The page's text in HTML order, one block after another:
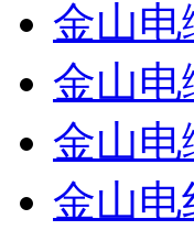
金山电
金山电
金山电
金山电